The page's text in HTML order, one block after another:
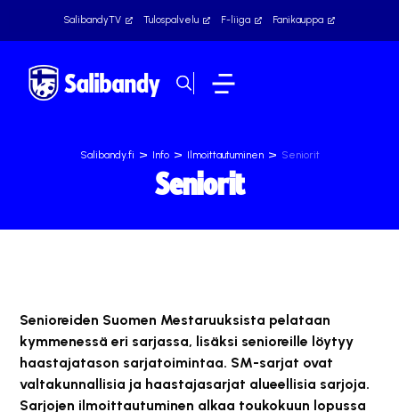
SalibandyTV Tulospalvelu F-liiga Fanikauppa
Salibandy.fi > Info > Ilmoittautuminen > Seniorit
Seniorit
Senioreiden Suomen Mestaruuksista pelataan
kymmenessä eri sarjassa, lisäksi senioreille löytyy
haastajatason sarjatoimintaa. SM-sarjat ovat
valtakunnallisia ja haastajasarjat alueellisia sarjoja.
Sarjojen ilmoittautuminen alkaa toukokuun lopussa